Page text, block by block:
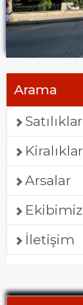
Arama
Satılıklar
Kiralıklar
Arsalar
Ekibimiz
İletişim